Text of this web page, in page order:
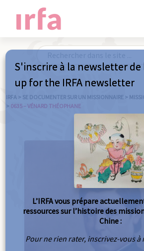
IRFA > SE DOCUMENTER SUR UN MISSIONNAIRE >
> 0635 – VÉNARD THÉOPHANE
S'inscrire à la newsletter de
up for the IRFA newsletter
L’IRFA vous prépare
ressources sur l’histoire des
Chine :
Pour ne rien rater, inscrivez-vous